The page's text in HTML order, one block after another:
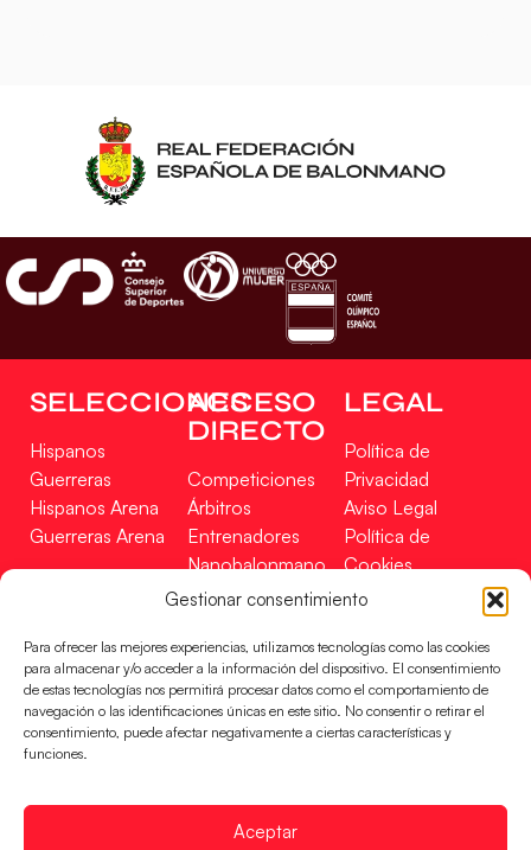
Gestionar consentimiento
Para ofrecer las mejores experiencias, utilizamos tecnologías como las cookies
para almacenar y/o acceder a la información del dispositivo. El consentimiento
de estas tecnologías nos permitirá procesar datos como el comportamiento de
navegación o las identificaciones únicas en este sitio. No consentir o retirar el
consentimiento, puede afectar negativamente a ciertas características y
funciones.
Aceptar
SELECCIONES
Hispanos
Guerreras
Hispanos Arena
Guerreras Arena
ACCESO
DIRECTO
Competiciones
Árbitros
Entrenadores
Nanobalonmano
Tienda
LEGAL
Política de
Privacidad
Aviso Legal
Política de
Cookies
Mapa Web
Incidencias
CONTACTO
EN
FINANCIADO